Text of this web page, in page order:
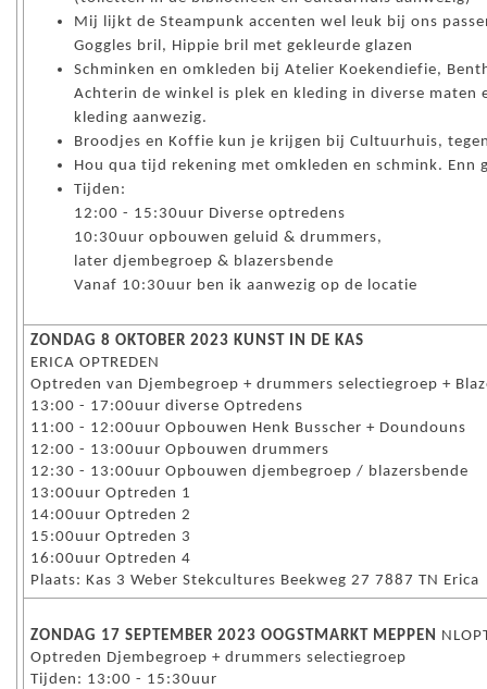
Mij lijkt de Steampunk accenten wel leuk bij ons
Goggles bril, Hippie bril met gekleurde glazen
Schminken en omkleden bij Atelier Koekendiefie,
Achterin de winkel is plek en kleding in diverse
kleding aanwezig.
Broodjes en Koffie kun je krijgen bij Cultuurhuis,
Hou qua tijd rekening met omkleden en schmink. Enn
Tijden:
12:00 - 15:30uur Diverse optredens
10:30uur opbouwen geluid & drummers,
later djembegroep & blazersbende
Vanaf 10:30uur ben ik aanwezig op de locatie
ZONDAG 8 OKTOBER 2023 KUNST IN DE KAS
ERICA OPTREDEN
Optreden van Djembegroep + drummers selectiegroep +
13:00 - 17:00uur diverse Optredens
11:00 - 12:00uur Opbouwen Henk Busscher + Doundouns
12:00 - 13:00uur Opbouwen drummers
12:30 - 13:00uur Opbouwen djembegroep / blazersbende
13:00uur Optreden 1
14:00uur Optreden 2
15:00uur Optreden 3
16:00uur Optreden 4
Plaats: Kas 3 Weber Stekcultures Beekweg 27 7887 TN Erica
ZONDAG 17 SEPTEMBER 2023 OOGSTMARKT MEPPEN
Optreden Djembegroep + drummers selectiegroep
Tijden: 13:00 - 15:30uur